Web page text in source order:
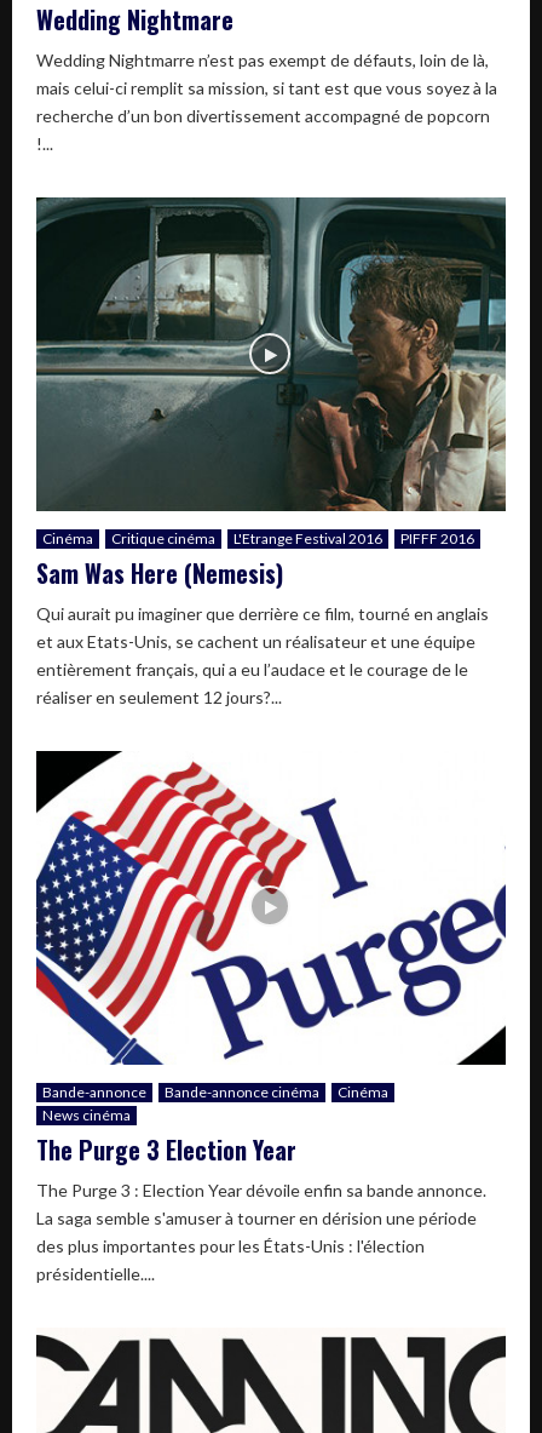
Wedding Nightmare
Wedding Nightmarre n’est pas exempt de défauts, loin de là,
mais celui-ci remplit sa mission, si tant est que vous soyez à la
recherche d’un bon divertissement accompagné de popcorn
!...
Cinéma Critique cinéma L'Etrange Festival 2016 PIFFF 2016
Sam Was Here (Nemesis)
Qui aurait pu imaginer que derrière ce film, tourné en anglais
et aux Etats-Unis, se cachent un réalisateur et une équipe
entièrement français, qui a eu l’audace et le courage de le
réaliser en seulement 12 jours?...
Bande-annonce Bande-annonce cinéma
Cinéma
News cinéma
The Purge 3 Election Year
The Purge 3 : Election Year dévoile enfin sa bande annonce.
La saga semble s'amuser à tourner en dérision une période
des plus importantes pour les États-Unis : l'élection
présidentielle....